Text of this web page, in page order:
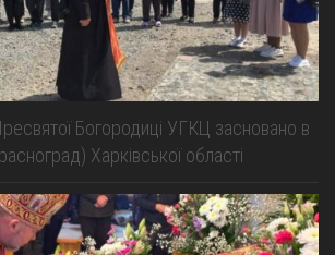
Богородиці УГКЦ засновано в
Харківської області